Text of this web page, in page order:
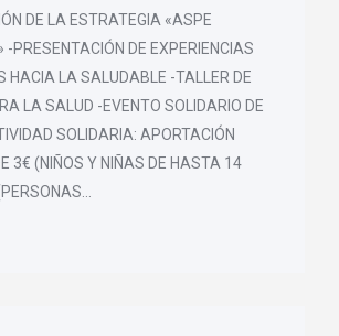
DE LA ESTRATEGIA «ASPE
-PRESENTACIÓN DE EXPERIENCIAS
HACIA LA SALUDABLE -TALLER DE
LA SALUD -EVENTO SOLIDARIO DE
SOLIDARIA: APORTACIÓN
3€ (NIÑOS Y NIÑAS DE HASTA 14